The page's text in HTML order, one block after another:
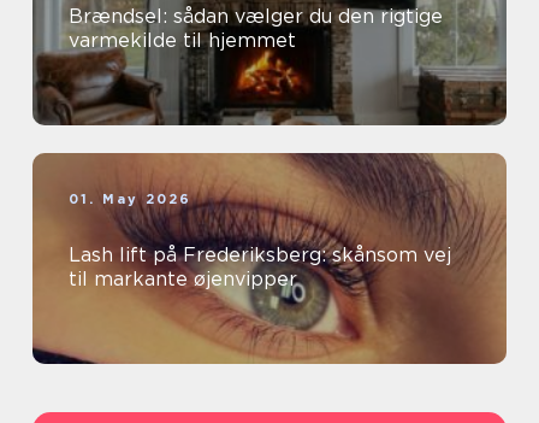
Brændsel: sådan vælger du den rigtige
varmekilde til hjemmet
01. May 2026
Lash lift på Frederiksberg: skånsom vej
til markante øjenvipper